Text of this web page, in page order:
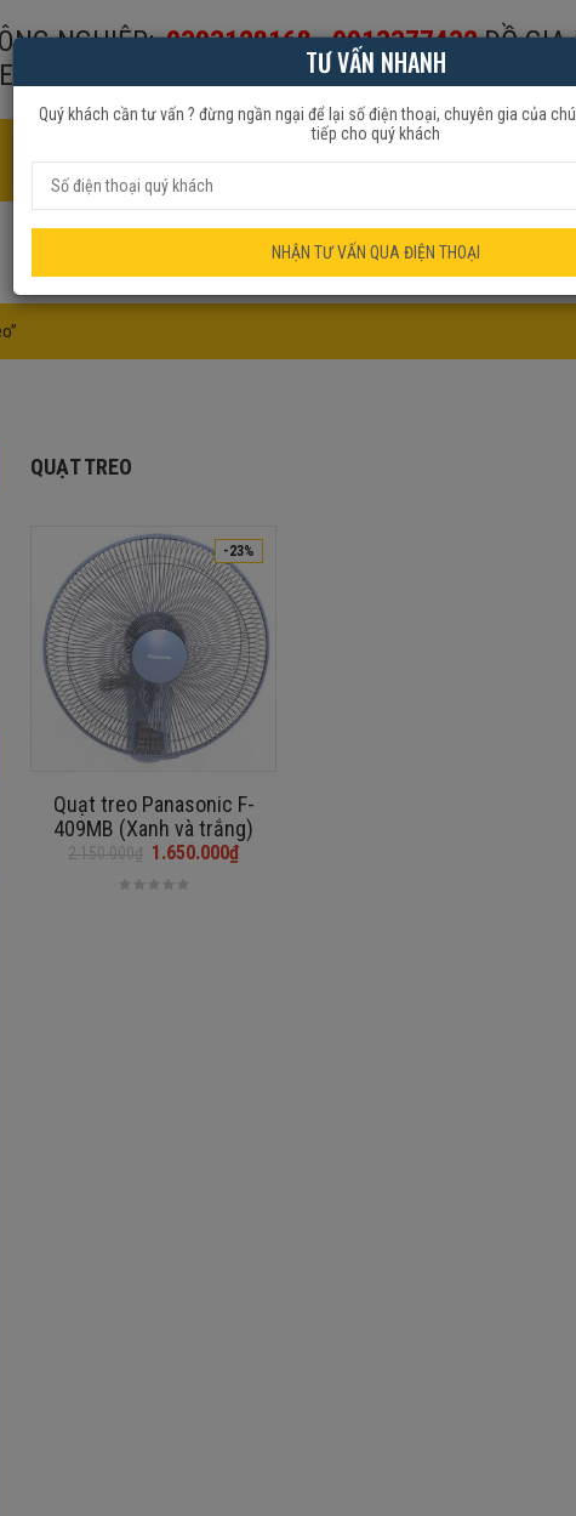
NGHIỆP: 0393128168-0913377432ĐỒ GIA
SẢN PHẨM QUẠT ĐỒ GIA DỤNG KHUYẾN
QUẠT TREO
-23%
Quạt treo Panasonic F-
409MB (Xanh và trắng)
2.150.000₫ 1.650.000₫
TƯ VẤN NHANH
Quý khách cần tư vấn ? đừng ngần ngại để lại số điện thoại, chuyên gia của
tiếp cho quý khách
NHẬN TƯ VẤN QUA ĐIỆN THOẠI